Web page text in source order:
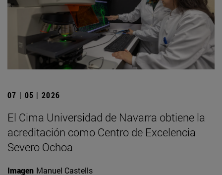
07 | 05 | 2026
El Cima Universidad de Navarra obtiene la
acreditación como Centro de Excelencia
Severo Ochoa
Imagen Manuel Castells